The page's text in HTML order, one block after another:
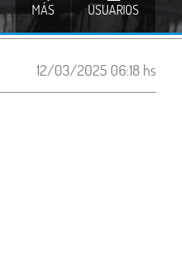
USUARIOS
MÁS
12/03/2025 06:18 hs